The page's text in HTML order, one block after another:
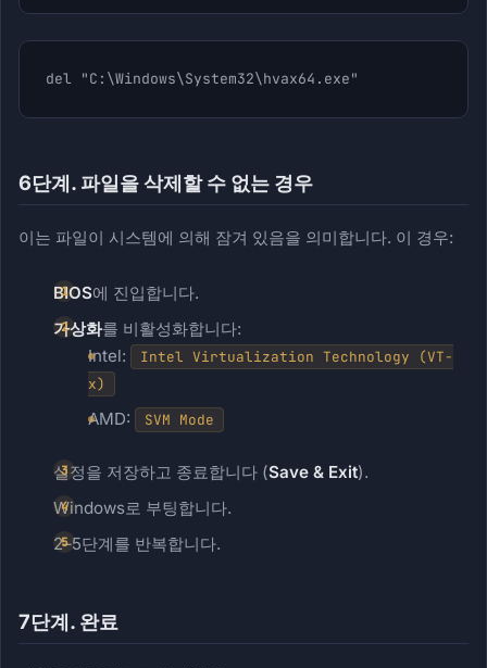
del "C:\Windows\System32\hvax64.exe"
6단계. 파일을 삭제할 수 없는 경우
이는 파일이 시스템에 의해 잠겨 있음을 의미합니다. 이 경우:
BIOS에 진입합니다.
가상화를 비활성화합니다:
Intel:
Intel Virtualization Technology (VT-
x)
AMD: SVM Mode
설정을 저장하고 종료합니다 (Save & Exit).
Windows로 부팅합니다.
2–5단계를 반복합니다.
7단계. 완료